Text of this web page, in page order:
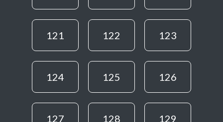
121 122 123
124 125 126
127 128 129